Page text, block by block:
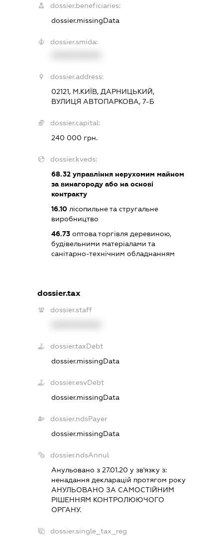
dossier.beneficiaries:
dossier.missingData
dossier.smida:
dossier.address:
02121, М.КИЇВ, ДАРНИЦЬКИЙ,
ВУЛИЦЯ АВТОПАРКОВА, 7-Б
dossier.capital:
240 000 грн.
dossier.kveds:
68.32управління нерухомим майном
за винагороду або на основі
контракту
16.10лісопильне та стругальне
виробництво
46.73оптова торгівля деревиною,
будівельними матеріалами та
санітарно-технічним обладнанням
dossier.tax
dossier.staff
dossier.taxDebt
dossier.missingData
dossier.esvDebt
dossier.missingData
dossier.ndsPayer
dossier.missingData
dossier.ndsAnnul
Анульовано з 27.01.20 у зв'язку з:
ненадання декларацiй протягом року
АНУЛЬОВАНО ЗА САМОСТIЙНИМ
РIШЕННЯМ КОНТРОЛЮЮЧОГО
ОРГАНУ.
dossier.single_tax_reg